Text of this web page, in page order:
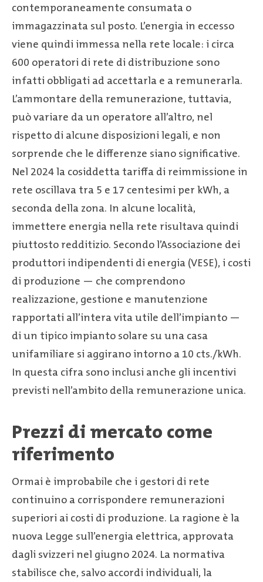
contemporaneamente consumata o
immagazzinata sul posto. L’energia in eccesso
viene quindi immessa nella rete locale: i circa
600 operatori di rete di distribuzione sono
infatti obbligati ad accettarla e a remunerarla.
L’ammontare della remunerazione, tuttavia,
può variare da un operatore all’altro, nel
rispetto di alcune disposizioni legali, e non
sorprende che le differenze siano significative.
Nel 2024 la cosiddetta tariffa di reimmissione in
rete oscillava tra 5 e 17 centesimi per kWh, a
seconda della zona. In alcune località,
immettere energia nella rete risultava quindi
piuttosto redditizio. Secondo l’Associazione dei
produttori indipendenti di energia (VESE), i costi
di produzione — che comprendono
realizzazione, gestione e manutenzione
rapportati all’intera vita utile dell’impianto —
di un tipico impianto solare su una casa
unifamiliare si aggirano intorno a 10 cts./kWh.
In questa cifra sono inclusi anche gli incentivi
previsti nell’ambito della remunerazione unica.
Prezzi di mercato come
riferimento
Ormai è improbabile che i gestori di rete
continuino a corrispondere remunerazioni
superiori ai costi di produzione. La ragione è la
nuova Legge sull’energia elettrica, approvata
dagli svizzeri nel giugno 2024. La normativa
stabilisce che, salvo accordi individuali, la